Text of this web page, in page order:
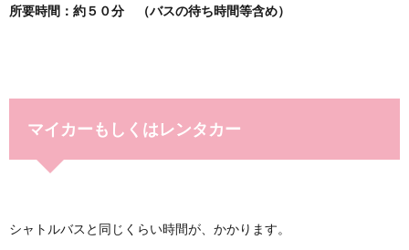
所要時間：約５０分 （バスの待ち時間等含め）
マイカーもしくはレンタカー
シャトルバスと同じくらい時間が、かかります。